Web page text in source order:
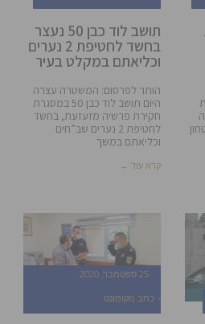
תושב לוד כבן 50 נעצר
בחשד לחטיפת 2 נערים
וכליאתם במקלט בעיר
הותר לפרסום: המשטרה עצרה
היום תושב לוד כבן 50 במסגרת
חקירת פרשיה מזעזעת, בחשד
לחטיפת 2 נערים שב”חים
וכליאתם במשך
קרא עוד ←
25 ספטמבר, 2020
כתב מקומונט